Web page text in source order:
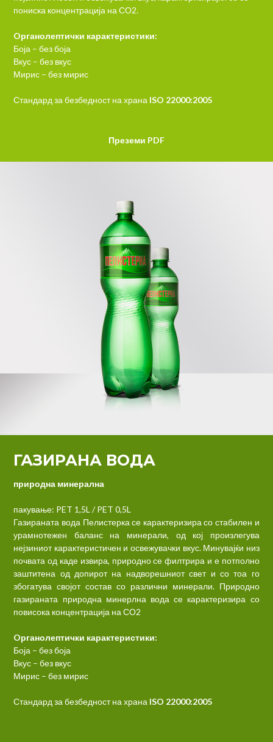
пониска концентрација на СО2.
Oрганолептички карактеристики:
Боја – без боја
Вкус – без вкус
Мирис – без мирис
Стандард за безбедност на храна ISO 22000:2005
Преземи PDF
ГАЗИРАНА ВОДА
природна минерална
пакување: PET 1,5L / PET 0,5L
Газираната вода Пелистерка се карактеризира со стабилен и
урамнотежен баланс на минерали, од кој произлегува
нејзиниот карактеристичен и освежувачки вкус. Минувајќи низ
почвата од каде извира, природно се филтрира и е потполно
заштитена од допирот на надворешниот свет и со тоа го
збогатува својот состав со различни минерали. Природно
газираната природна минерлна вода се карактеризира со
повисока концентрација на СО2
Oрганолептички карактеристики:
Боја – без боја
Вкус – без вкус
Мирис – без мирис
Стандард за безбедност на храна ISO 22000:2005